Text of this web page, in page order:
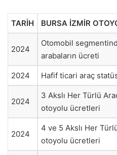
TARİH BURSA İZMİR
2024
Otomobil
arabaların ücreti
2024 Hafif ticari araç
2024
3 Akslı Her Türlü
otoyolu ücretleri
2024
4 ve 5 Akslı Her
otoyolu ücretleri